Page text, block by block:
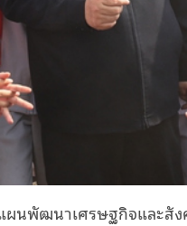
ผนพัฒนาเศรษฐกิจและสั